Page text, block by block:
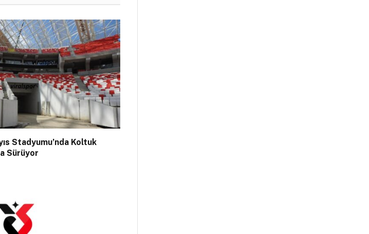
Stadyumu’nda Koltuk
Sürüyor